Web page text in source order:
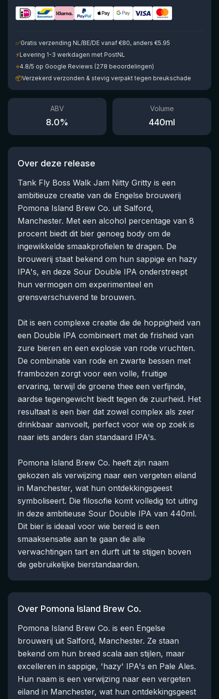
✅Gratis verzending NL/BE/DE vanaf €80, anders €5.95
⚡Levering 1-3 werkdagen met PostNL
⭐4.8/5 op Google Reviews (278 beoordelingen)
📦Verzekerd verzonden & stevig verpakt tegen breukschade
ABV
8.0%
Volume
440ml
Over deze release
Tank Fly Boss Walk Jam Nitty Gritty is een
ambitieuze creatie van de Engelse brouwerij
Pomona Island Brew Co. uit Salford,
Manchester. Met een alcohol percentage van 8
procent biedt dit bier genoeg body om de
ingewikkelde smaakprofielen te dragen. De
brouwerij staat bekend om hun sappige en hazy
IPA's, en deze Sour Double IPA onderstreept
hun vermogen om experimenteel en
grensverschuivend te brouwen.
Dit is een complexe creatie die de hoppigheid van
een Double IPA combineert met de frisheid van
zure bieren en een explosie van rode vruchten.
De combinatie van rode en zwarte bessen met
frambozen zorgt voor een volle, fruitige
ervaring, terwijl de groene thee een verfijnde,
aardse tegengewicht biedt tegen de zuurheid. Het
resultaat is een bier dat zowel complex als zeer
drinkbaar aanvoelt, perfect voor wie op zoek is
naar iets anders dan standaard IPA's.
Pomona Island Brew Co. heeft zijn naam
gekozen als verwijzing naar een vergeten eiland
in Manchester, wat hun ontdekkingsgeest
symboliseert. Die filosofie komt volledig tot uiting
in deze ambitieuse Sour Double IPA van 440ml.
Dit bier is ideaal voor wie bereid is een
smaaksensatie aan te gaan die alle
verwachtingen tart en durft uit te stijgen boven
de gebruikelijke bierstandaarden.
Over Pomona Island Brew Co.
Pomona Island Brew Co. is een Engelse
brouwerij uit Salford, Manchester. Ze staan
bekend om hun breed scala aan stijlen, maar
excelleren in sappige, 'hazy' IPA's en Pale Ales.
Hun naam is een verwijzing naar een vergeten
eiland in Manchester, wat hun ontdekkingsgeest